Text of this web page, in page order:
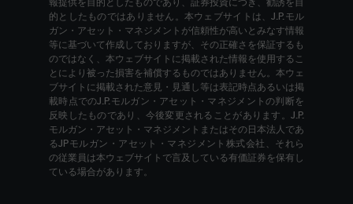
報提供を目的としたものであり、証券投資につき、勧誘を目
的としたものではありません。本ウェブサイトは、J.P.モル
ガン・アセット・マネジメントが信頼性が高いとみなす情報
等に基づいて作成しておりますが、その正確さを保証するも
のではなく、本ウェブサイトに掲載された情報を使用するこ
とにより被った損害を補償するものではありません。本ウェ
ブサイトに掲載された意見・見通し等は表記時点あるいは掲
載時点でのJ.P.モルガン・アセット・マネジメントの判断を
反映したものであり、今後変更されることがあります。J.P.
モルガン・アセット・マネジメントまたはその日本法人であ
るJPモルガン・アセット・マネジメント株式会社、それら
の従業員は本ウェブサイトで言及している有価証券を保有し
ている場合があります。